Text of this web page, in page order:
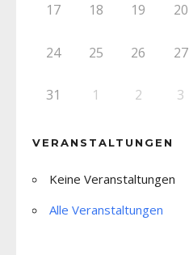
17 18 19 20
24 25 26 27
31 1 2 3
VERANSTALTUNGEN
Keine Veranstaltungen
Alle Veranstaltungen